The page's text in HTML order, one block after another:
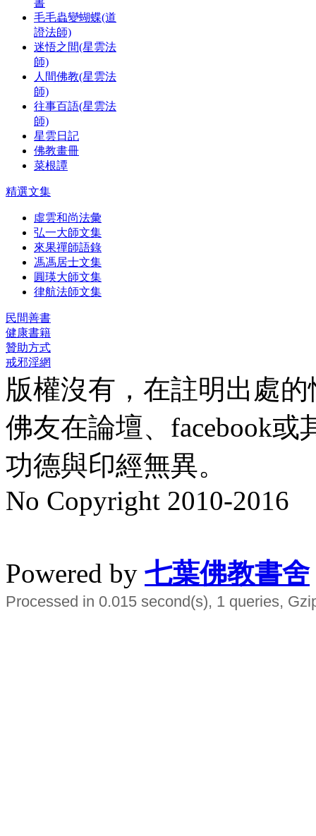
書
毛毛蟲變蝴蝶(道
證法師)
迷悟之間(星雲法
師)
人間佛教(星雲法
師)
往事百語(星雲法
師)
星雲日記
佛教畫冊
菜根譚
精選文集
虛雲和尚法彙
弘一大師文集
來果禪師語錄
馮馮居士文集
圓瑛大師文集
律航法師文集
民間善書
健康書籍
贊助方式
戒邪淫網
版權沒有，在註明出處
佛友在論壇、facebook
功德與印經無異。
No Copyright 2010-2016
Powered by 七葉佛教書舍
Processed in 0.015 second(s), 1 queries,